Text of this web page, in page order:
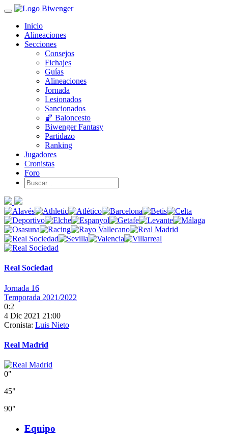
Inicio
Alineaciones
Secciones
Consejos
Fichajes
Guías
Alineaciones
Jornada
Lesionados
Sancionados
🏀 Baloncesto
Biwenger Fantasy
Partidazo
Ranking
Jugadores
Cronistas
Foro
Real Sociedad
Jornada 16
Temporada 2021/2022
0:2
4 Dic 2021 21:00
Cronista: Luis Nieto
Real Madrid
0"
45"
90"
Equipo